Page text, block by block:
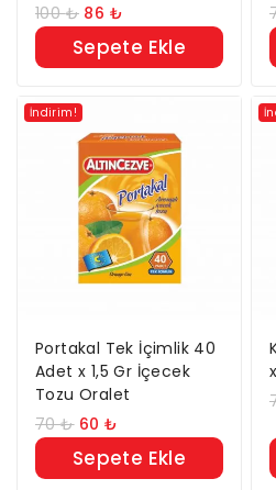
100₺ 86 ₺
Sepete Ekle
İndirim!
Portakal Tek İçimlik 40
Adet x 1,5 Gr İçecek
Tozu Oralet
70₺ 60₺
Sepete Ekle